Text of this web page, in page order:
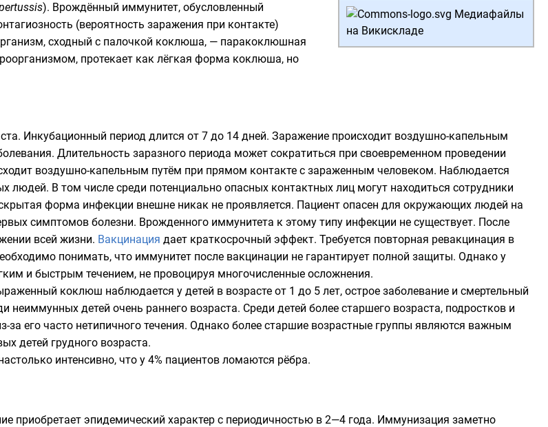
Медиафайлы
на Викискладе
). Врождённый иммунитет, обусловленный
(вероятность заражения при контакте)
сходный с палочкой коклюша, — паракоклюшная
протекает как лёгкая форма коклюша, но
Инкубационный период длится от 7 до 14 дней. Заражение происходит воздушно-капельным
Длительность заразного периода может сократиться при своевременном проведении
воздушно-капельным путём при прямом контакте с зараженным человеком. Наблюдается
людей. В том числе среди потенциально опасных контактных лиц могут находиться сотрудники
форма инфекции внешне никак не проявляется. Пациент опасен для окружающих людей на
симптомов болезни. Врожденного иммунитета к этому типу инфекции не существует. После
всей жизни. Вакцинация дает краткосрочный эффект. Требуется повторная ревакцинация в
понимать, что иммунитет после вакцинации не гарантирует полной защиты. Однако у
и быстрым течением, не провоцируя многочисленные осложнения.
коклюш наблюдается у детей в возрасте от 1 до 5 лет, острое заболевание и смертельный
неиммунных детей очень раннего возраста. Среди детей более старшего возраста, подростков и
за его часто нетипичного течения. Однако более старшие возрастные группы являются важным
детей грудного возраста.
интенсивно, что у 4% пациентов ломаются рёбра.
приобретает эпидемический характер с периодичностью в 2—4 года. Иммунизация заметно